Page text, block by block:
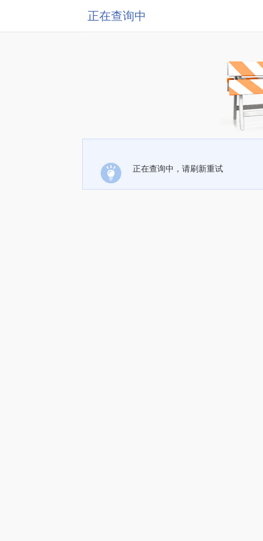
正在查询中
正在查询中，请刷新重试